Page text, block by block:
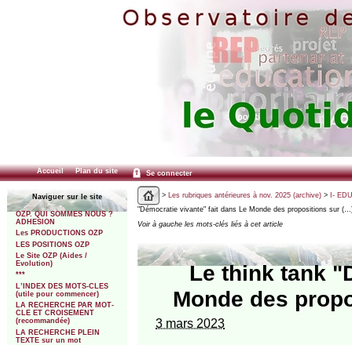
Accueil Plan du site Se connecter
Naviguer sur le site
OZP. QUI SOMMES NOUS ?
ADHESION
Les PRODUCTIONS OZP
LES POSITIONS OZP
Le Site OZP (Aides /
Evolution)
***
L’INDEX DES MOTS-CLES
(utile pour commencer)
LA RECHERCHE PAR MOT-
CLE ET CROISEMENT
(recommandée)
LA RECHERCHE PLEIN
TEXTE sur un mot
> Les rubriques antérieures à nov. 2025 (archive)> I-
"Démocratie vivante" fait dans Le Monde des propositions sur
Voir à gauche les mots-clés liés à cet article
Le think tank
Monde des
3 mars 2023